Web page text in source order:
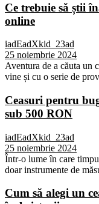
Ce trebuie să știi
online
iadEadXkid_23ad
25 noiembrie 2024
Aventura de a căuta un
vine și cu o serie de
Ceasuri pentru
sub 500 RON
iadEadXkid_23ad
25 noiembrie 2024
Într-o lume în care
doar instrumente de
Cum să alegi un